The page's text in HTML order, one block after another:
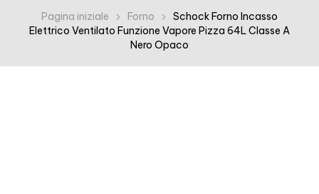
Pagina iniziale Forno
Schock Forno Incasso
Elettrico Ventilato Funzione Vapore Pizza 64L Classe A
Nero Opaco